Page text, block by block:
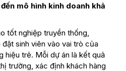
mô hình kinh doanh khả
tốt nghiệp truyền thống,
sinh viên vào vai trò của
hiệu trẻ. Mỗi dự án là kết quả
trường, xác định khách hàng